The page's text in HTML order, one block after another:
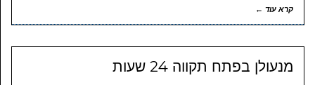
קרא עוד ←
מנעולן בפתח תקווה 24 שעות